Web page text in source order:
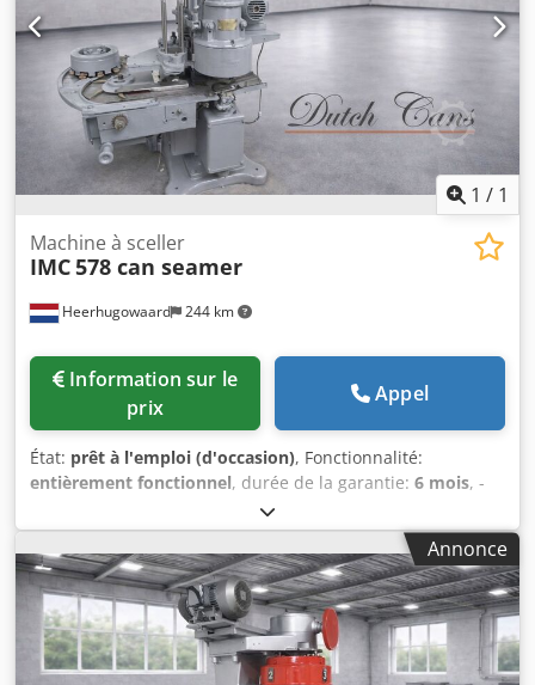
1 / 1
Heerhugowaard 244 km
Machine à sceller
IMC578 can seamer
prix
Appel
État: prêt à l'emploi (d'occasion), Fonctionnalité:
entièrement fonctionnel, durée de la garantie: 6 mois, -
Plage de diamètres : 52,5 mm – 108 mm - Plage de hauteur
: 25 – 155 mm - Capacité de production : jusqu'à 80 c.p.m.
Dkedpowlkg Ejfx Ap Hsr - Outillage pour environ : Plusieurs
tailles disponibles
Annonce